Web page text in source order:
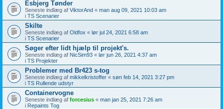
Esbjerg Tønder
Seneste indlæg af ViktorAnd « man aug 09, 2021 10:03 am
i TS Scenarier
Skilte
Seneste indlæg af Oldfox « lør jul 24, 2021 6:58 am
i TS Scenarier
Søger efter lidt hjælp til projekt's.
Seneste indlæg af NicSim93 « lør jun 26, 2021 4:37 am
i TS Projekter
Problemer med Br423 s-tog
Seneste indlæg af mikkelkristoffer « søn feb 14, 2021 3:27 pm
i TS Rullende udstyr
Containervogne
Seneste indlæg af forcesius « man jan 25, 2021 7:26 am
i Repaints Tog